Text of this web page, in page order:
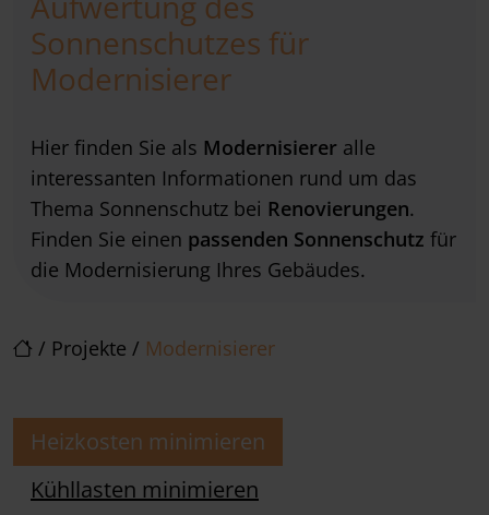
/ Projekte / Modernisierer
Sonnenschutzes für
Modernisierer
Hier finden Sie als Modernisierer alle
interessanten Informationen rund um das
Thema Sonnenschutz bei Renovierungen.
Finden Sie einen passenden Sonnenschutz für
die Modernisierung Ihres Gebäudes.
Heizkosten minimieren
Kühllasten minimieren